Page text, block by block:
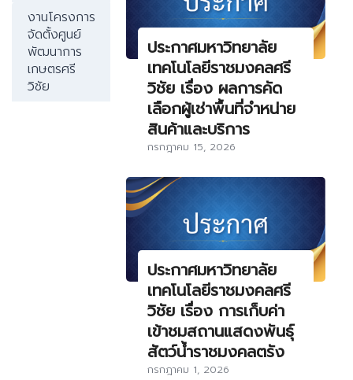
งานโครงการ
จัดตั้งศูนย์
พัฒนาการ
เกษตรศรี
วิชัย
ประกาศมหาวิทยาลัย
เทคโนโลยีราชมงคลศรี
วิชัย เรื่อง ผลการคัด
เลือกผู้เช่าพื้นที่จำหน่าย
สินค้าและบริการ
กรกฎาคม 15, 2026
ประกาศมหาวิทยาลัย
เทคโนโลยีราชมงคลศรี
วิชัย เรื่อง การเก็บค่า
เข้าชมสถานแสดงพันธุ์
สัตว์น้ำราชมงคลตรัง
กรกฎาคม 1, 2026